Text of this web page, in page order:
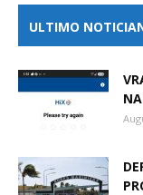
ULTIMO